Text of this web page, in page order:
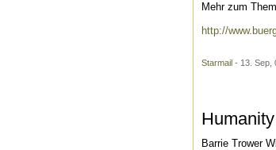
Mehr zum
http://
Starmail - 13. Sep,
Barrie Trower